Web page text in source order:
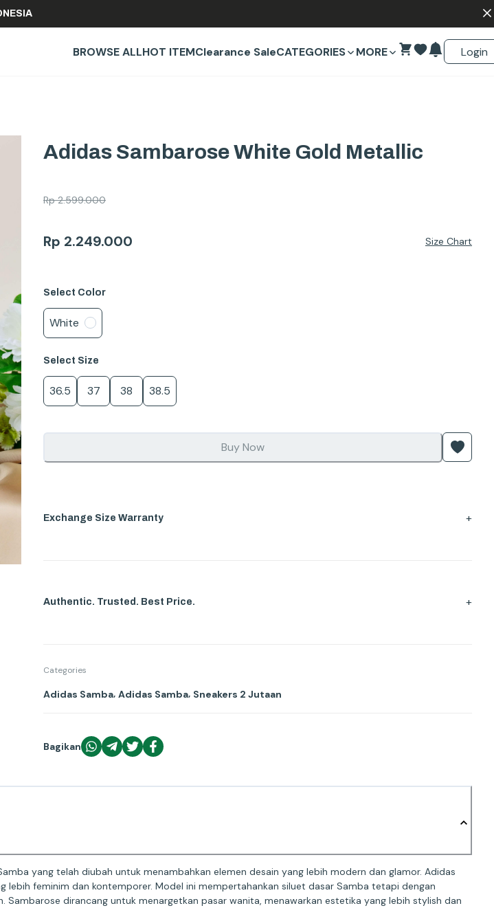
INDONESIA
BROWSE ALLHOT ITEMClearance SaleCATEGORIES MORE Login
Adidas Sambarose White Gold Metallic
Rp2.599.000
Rp 2.249.000 Size Chart
Select Color
White
Select Size
36.5 37 38 38.5
Buy Now
Exchange Size Warranty +
Authentic. Trusted. Best Price. +
Categories
Adidas Samba, Adidas Samba, Sneakers 2 Jutaan
Bagikan
yang telah diubah untuk menambahkan elemen desain yang lebih modern dan glamor. Adidas
feminim dan kontemporer. Model ini mempertahankan siluet dasar Samba tetapi dengan
dirancang untuk menargetkan pasar wanita, menawarkan estetika yang lebih stylish dan